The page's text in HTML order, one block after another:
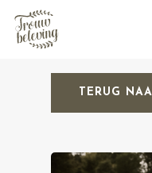
Hit enter to
TERUG